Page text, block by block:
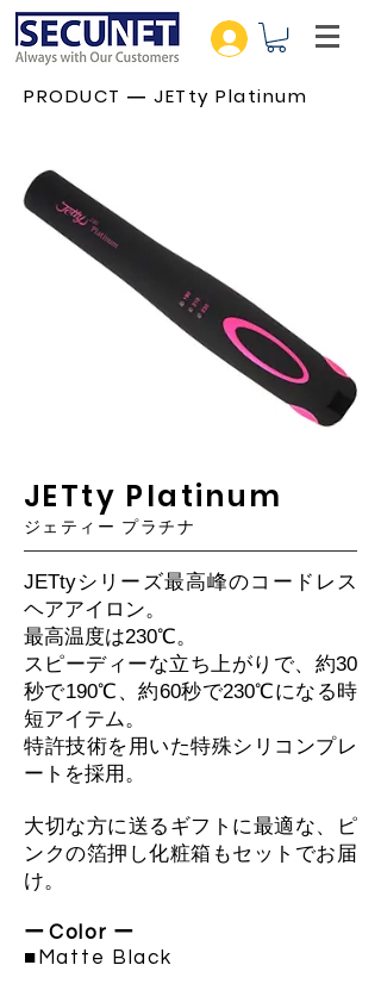
PRODUCT ― JETty Platinum
JETty Platinum
ジェティー プラチナ
JETtyシリーズ最高峰のコードレス
ヘアアイロン。
最高温度は230℃。
スピーディーな立ち上がりで、約30
秒で190℃、​約60秒で230℃になる時
短アイテム。
特許技術を用いた特殊シリコンプレ
ートを採用。
大切な方に送るギフトに最適な、ピ
ンクの箔押し化粧箱もセットでお届
け。
ー Color ー
​■Matte Black